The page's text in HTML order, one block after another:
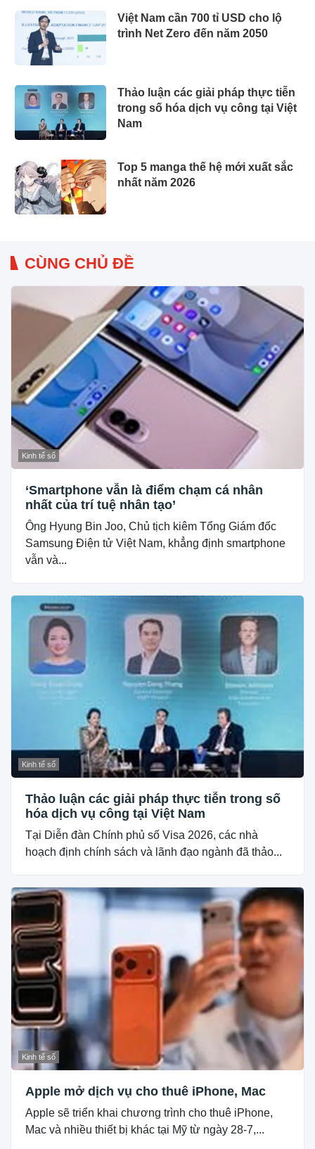
Việt Nam cần 700 tỉ USD cho lộ
trình Net Zero đến năm 2050
Thảo luận các giải pháp thực tiễn
trong số hóa dịch vụ công tại Việt
Nam
Top 5 manga thế hệ mới xuất sắc
nhất năm 2026
CÙNG CHỦ ĐỀ
Kinh tế số
‘Smartphone vẫn là điểm chạm cá nhân
nhất của trí tuệ nhân tạo’
Ông Hyung Bin Joo, Chủ tịch kiêm Tổng Giám đốc
Samsung Điện tử Việt Nam, khẳng định smartphone
vẫn và...
Kinh tế số
Thảo luận các giải pháp thực tiễn trong số
hóa dịch vụ công tại Việt Nam
Tại Diễn đàn Chính phủ số Visa 2026, các nhà
hoạch định chính sách và lãnh đạo ngành đã thảo...
Kinh tế số
Apple mở dịch vụ cho thuê iPhone, Mac
Apple sẽ triển khai chương trình cho thuê iPhone,
Mac và nhiều thiết bị khác tại Mỹ từ ngày 28-7,...